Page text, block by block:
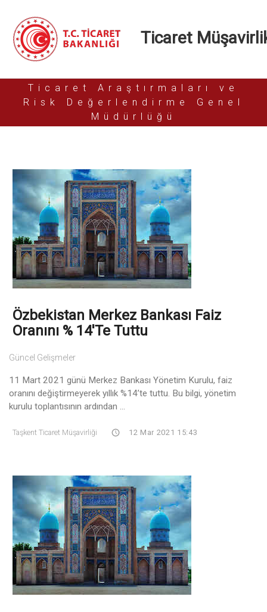
Ticaret
Ticaret Araştırmaları ve
Risk Değerlendirme Genel
Müdürlüğü
Özbekistan Merkez Bankası Faiz
Oranını % 14'te Tuttu
Güncel Gelişmeler
11 Mart 2021 günü Merkez Bankası Yönetim Kurulu, faiz
oranını değiştirmeyerek yıllık %14’te tuttu. Bu bilgi, yönetim
kurulu toplantısının ardından ...
Taşkent Ticaret Müşavirliği 12 Mar 2021 15:43